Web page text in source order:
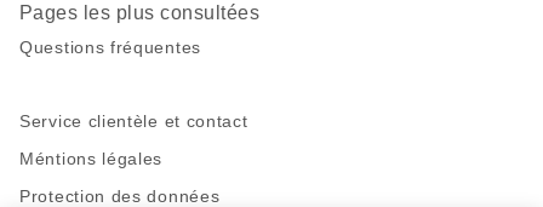
Pages les plus consultées
Questions fréquentes
Service clientèle et contact
Méntions légales
Protection des données